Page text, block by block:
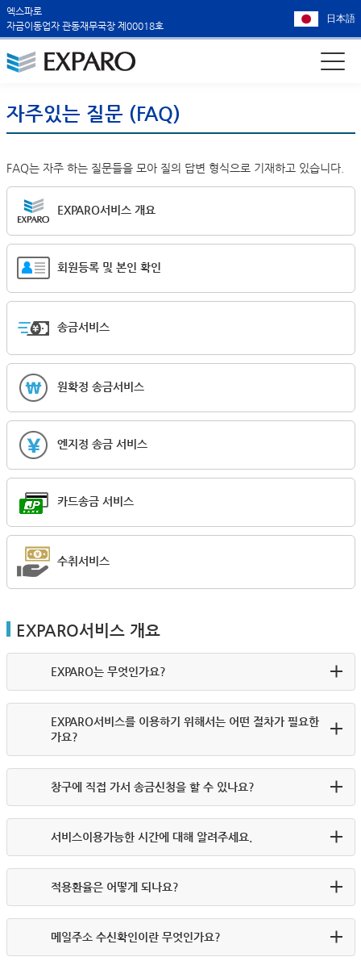
엑스파로
자금이동업자 관동재무국장 제00018호
日本語
자주있는 질문 (FAQ)
FAQ는 자주 하는 질문들을 모아 질의 답변 형식으로 기재하고 있습니다.
EXPARO서비스 개요
회원등록 및 본인 확인
송금서비스
원확정 송금서비스
엔지정 송금 서비스
카드송금 서비스
수취서비스
EXPARO서비스 개요
EXPARO는 무엇인가요?
EXPARO서비스를 이용하기 위해서는 어떤 절차가 필요한
가요?
창구에 직접 가서 송금신청을 할 수 있나요?
서비스이용가능한 시간에 대해 알려주세요.
적용환율은 어떻게 되나요?
메일주소 수신확인이란 무엇인가요?